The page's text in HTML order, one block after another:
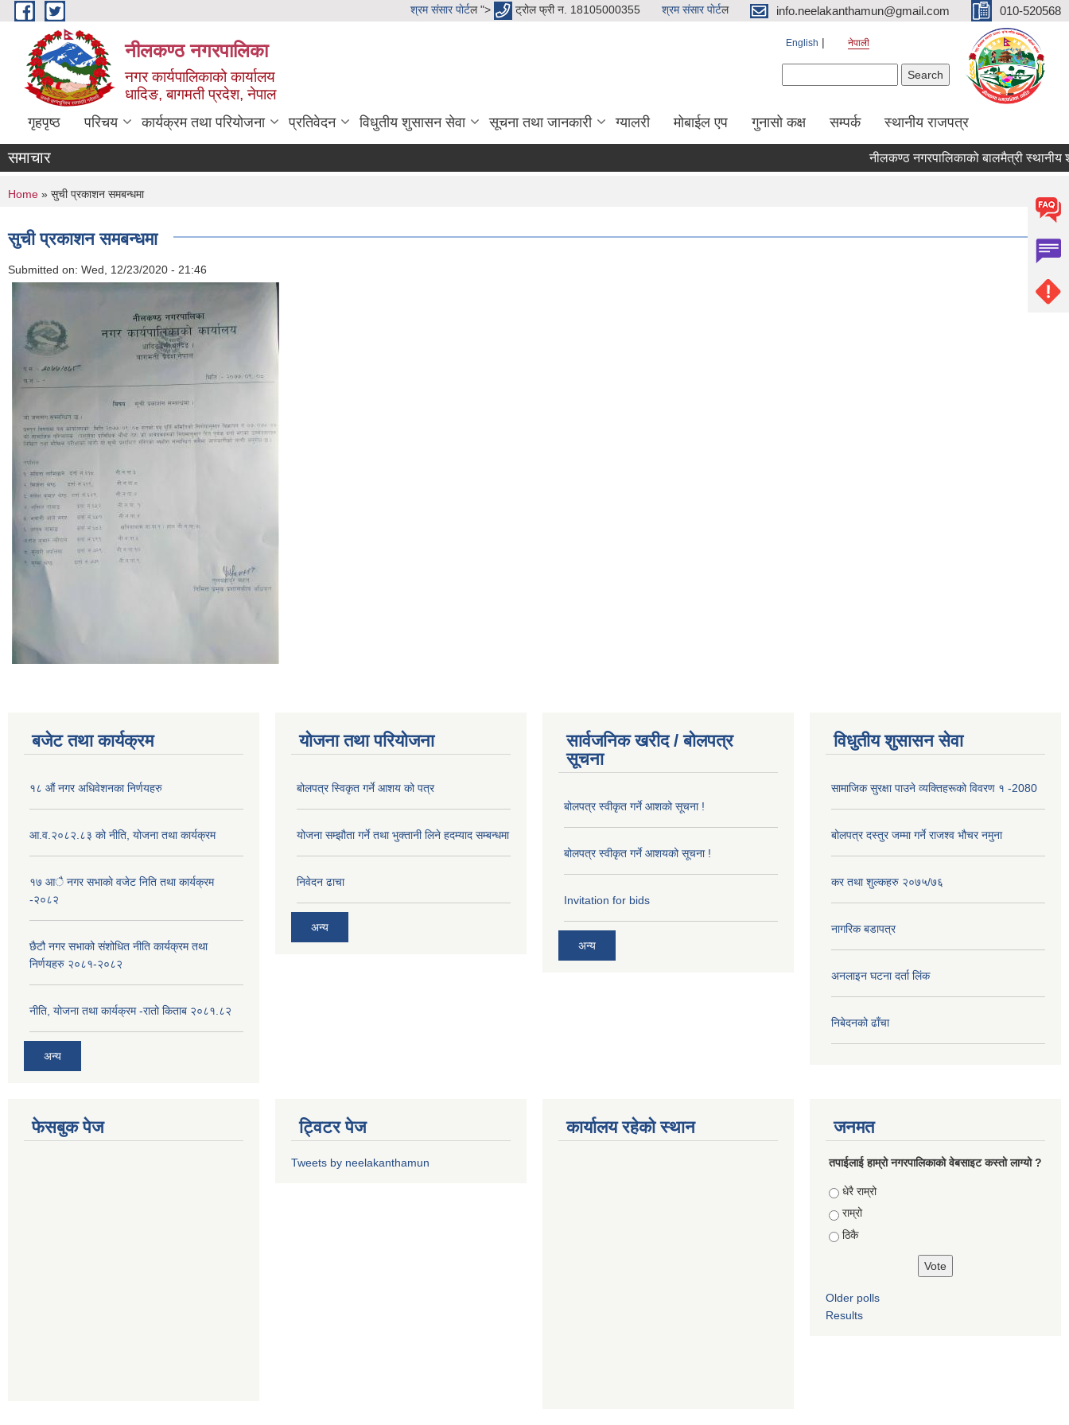
Skip to main content श्रम संसार पाेर्टल "> ट्रोल फ्री न. 18105000355 श्रम संसार पाेर्टल info.neelakanthamun@gmail.com 010-520568
नीलकण्ठ नगरपालिका
नगर कार्यपालिकाको कार्यालय
धादिङ, बागमती प्रदेश, नेपाल
English नेपाली
गृहपृष्ठ परिचय कार्यक्रम तथा परियोजना प्रतिवेदन विधुतीय शुसासन सेवा सूचना तथा जानकारी ग्यालरी मोबाईल एप गुनासो कक्ष सम्पर्क स्थानीय राजपत्र
समाचार नीलकण्ठ नगरपालिकाको बालमैत्री स्थानीय
You are here
Home » सुची प्रकाशन समबन्धमा
सुची प्रकाशन समबन्धमा
Submitted on: Wed, 12/23/2020 - 21:46
बजेट तथा कार्यक्रम
१८ औं नगर अधिवेशनका निर्णयहरु
आ.व.२०८२.८३ को नीति, योजना तथा कार्यक्रम
१७ आै नगर सभाकाे वजेट निति तथा कार्यक्रम
-२०८२
छैटौ नगर सभाको संशोधित नीति कार्यक्रम तथा
निर्णयहरु २०८१-२०८२
नीति, योजना तथा कार्यक्रम -रातो किताब २०८१.८२
अन्य
योजना तथा परियोजना
बोलपत्र स्विकृत गर्ने आशय को पत्र
योजना सम्झौता गर्ने तथा भुक्तानी लिने हदम्याद सम्बन्धमा
निवेदन ढाचा
अन्य
सार्वजनिक खरीद / बोलपत्र
सूचना
बोलपत्र स्वीकृत गर्ने आशको सूचना !
बोलपत्र स्वीकृत गर्ने आशयको सूचना !
Invitation for bids
अन्य
विधुतीय शुसासन सेवा
सामाजिक सुरक्षा पाउने व्यक्तिहरूको विवरण १ -2080
बोलपत्र दस्तुर जम्मा गर्ने राजश्व भौचर नमुना
कर तथा शुल्कहरु २०७५/७६
नागरिक बडापत्र
अनलाइन घटना दर्ता लिंक
निबेदनको ढाँचा
फेसबुक पेज ट्विटर पेज
Tweets by neelakanthamun
कार्यालय रहेको स्थान जनमत
तपाईलाई हाम्रो नगरपालिकाको वेबसाइट कस्तो लाग्यो ?
Choices
धेरै राम्रो
राम्रो
ठिकै
Older polls
Results